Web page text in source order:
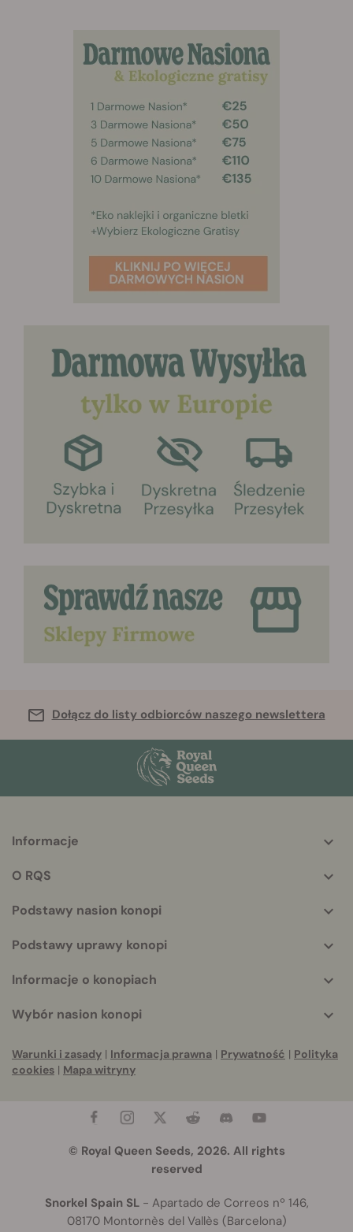
Dołącz do listy odbiorców naszego newslettera
info
Informacje
O RQS
Podstawy nasion konopi
Podstawy uprawy konopi
Informacje o konopiach
Wybór nasion konopi
Warunki i zasady | Informacja prawna | Prywatność | Polityka
cookies | Mapa witryny
© Royal Queen Seeds, 2026. All rights
reserved
Snorkel Spain SL- Apartado de Correos nº 146,
08170 Montornès del Vallès (Barcelona)